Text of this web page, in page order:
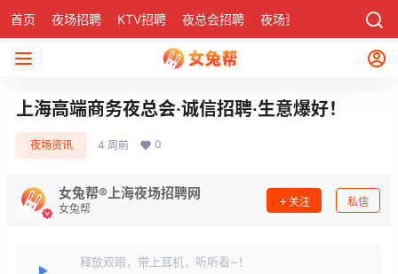
首页 夜场招聘 KTV招聘 夜总会招聘 夜场资讯 社区
上海高端商务夜总会·诚信招聘·生意爆好！
夜场资讯 4 周前 0
女兔帮®上海夜场招聘网
女兔帮
关注 私信
释放双眼，带上耳机，听听看~！